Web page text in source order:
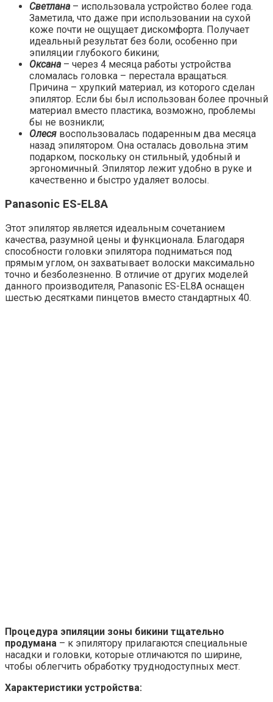
Светлана – использовала устройство более года.
Заметила, что даже при использовании на сухой
коже почти не ощущает дискомфорта. Получает
идеальный результат без боли, особенно при
эпиляции глубокого бикини;
Оксана – через 4 месяца работы устройства
сломалась головка – перестала вращаться.
Причина – хрупкий материал, из которого сделан
эпилятор. Если бы был использован более прочный
материал вместо пластика, возможно, проблемы
бы не возникли;
Олеся воспользовалась подаренным два месяца
назад эпилятором. Она осталась довольна этим
подарком, поскольку он стильный, удобный и
эргономичный. Эпилятор лежит удобно в руке и
качественно и быстро удаляет волосы.
Panasonic ES-EL8A
Этот эпилятор является идеальным сочетанием
качества, разумной цены и функционала. Благодаря
способности головки эпилятора подниматься под
прямым углом, он захватывает волоски максимально
точно и безболезненно. В отличие от других моделей
данного производителя, Panasonic ES-EL8A оснащен
шестью десятками пинцетов вместо стандартных 40.
Процедура эпиляции зоны бикини тщательно
продумана – к эпилятору прилагаются специальные
насадки и головки, которые отличаются по ширине,
чтобы облегчить обработку труднодоступных мест.
Характеристики устройства: